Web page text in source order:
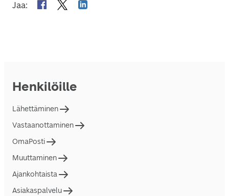
Jaa:
Henkilöille
Lähettäminen
Vastaanottaminen
OmaPosti
Muuttaminen
Ajankohtaista
Asiakaspalvelu